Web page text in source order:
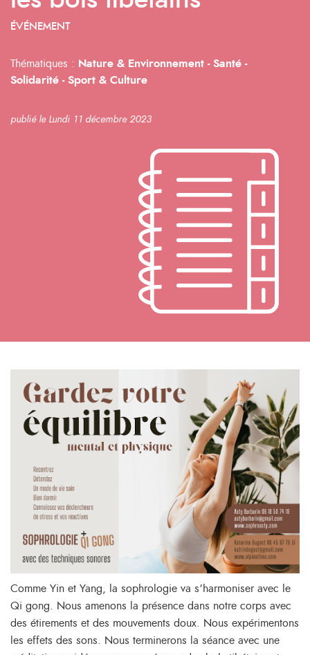
ÉVÉNEMENT
Thématiques : Nature & Environnement - Santé -
Solidarité - Sport & Culture
publié le Lundi 11 décembre 2023
Comme Yin et Yang, la sophrologie va s’harmoniser avec le
Qi gong. Nous amenons la présence dans notre corps avec
des étirements et des mouvements doux. Nous expérimentons
les effets des sons. Nous terminerons la séance avec une